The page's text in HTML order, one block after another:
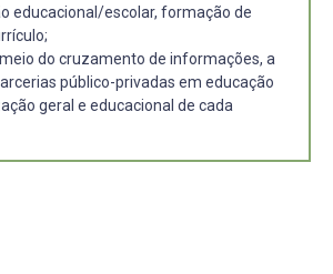
educacional/escolar, formação de
do cruzamento de informações, a
público-privadas em educação
geral e educacional de cada